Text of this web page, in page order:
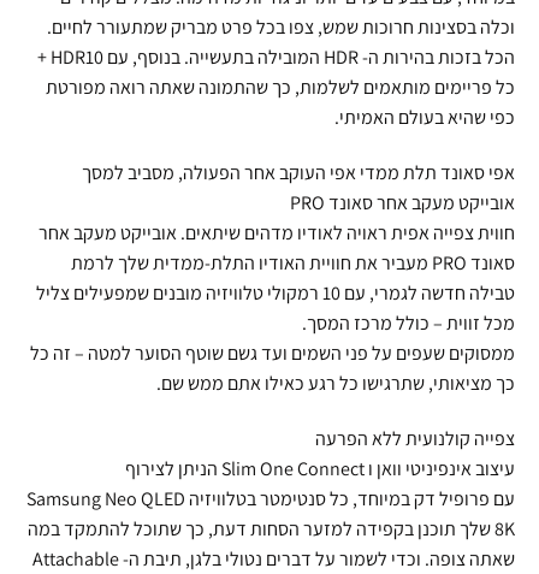
וכלה בסצינות חרוכות שמש, צפו בכל פרט מבריק שמתעורר לחיים.
הכל בזכות בהירות ה- HDR המובילה בתעשייה. בנוסף, עם HDR10 +
כל פריימים מותאמים לשלמות, כך שהתמונה שאתה רואה מפורטת
כפי שהיא בעולם האמיתי.
אפי סאונד תלת ממדי אפי העוקב אחר הפעולה, מסביב למסך
אובייקט מעקב אחר סאונד PRO
חווית צפייה אפית ראויה לאודיו מדהים שיתאים. אובייקט מעקב אחר
סאונד PRO מעביר את חוויית האודיו התלת-ממדית שלך לרמת
טבילה חדשה לגמרי, עם 10 רמקולי טלוויזיה מובנים שמפעילים צליל
מכל זווית – כולל מרכז המסך.
ממסוקים שעפים על פני השמים ועד גשם שוטף הסוער למטה – זה כל
כך מציאותי, שתרגישו כל רגע כאילו אתם ממש שם.
צפייה קולנועית ללא הפרעה
עיצוב אינפיניטי וואן ו Slim One Connect הניתן לצירוף
עם פרופיל דק במיוחד, כל סנטימטר בטלוויזיה Samsung Neo QLED
8K שלך תוכנן בקפידה למזער הסחות דעת, כך שתוכל להתמקד במה
שאתה צופה. וכדי לשמור על דברים נטולי בלגן, תיבת ה- Attachable